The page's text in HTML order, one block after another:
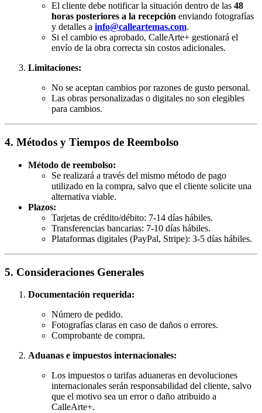
El cliente debe notificar la situación dentro de las 48
horas posteriores a la recepción enviando fotografías
y detalles a info@calleartemas.com.
Si el cambio es aprobado, CalleArte+ gestionará el
envío de la obra correcta sin costos adicionales.
Limitaciones:
No se aceptan cambios por razones de gusto personal.
Las obras personalizadas o digitales no son elegibles
para cambios.
4. Métodos y Tiempos de Reembolso
Método de reembolso:
Se realizará a través del mismo método de pago
utilizado en la compra, salvo que el cliente solicite una
alternativa viable.
Plazos:
Tarjetas de crédito/débito: 7-14 días hábiles.
Transferencias bancarias: 7-10 días hábiles.
Plataformas digitales (PayPal, Stripe): 3-5 días hábiles.
5. Consideraciones Generales
Documentación requerida:
Número de pedido.
Fotografías claras en caso de daños o errores.
Comprobante de compra.
Aduanas e impuestos internacionales:
Los impuestos o tarifas aduaneras en devoluciones
internacionales serán responsabilidad del cliente, salvo
que el motivo sea un error o daño atribuido a
CalleArte+.